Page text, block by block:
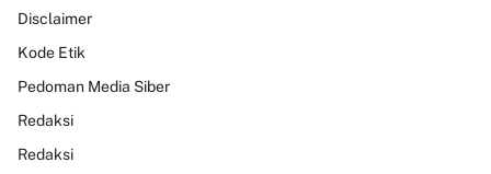
Disclaimer
Kode Etik
Pedoman Media Siber
Redaksi
Redaksi